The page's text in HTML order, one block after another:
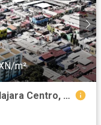
m²
Departamento en venta en Guadalajara Centro, Guadalajara, Jalisco